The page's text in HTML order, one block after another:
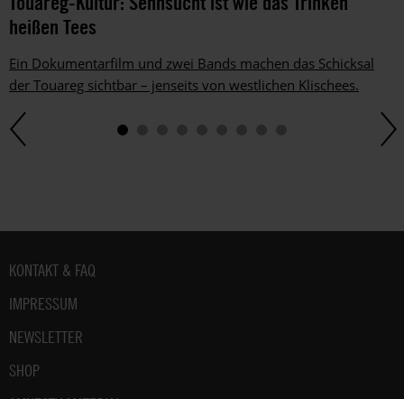
heißen Tees
Ein Dokumentarfilm und zwei Bands machen das Schicksal
der Touareg sichtbar – jenseits von westlichen Klischees.
Fußbereich
KONTAKT & FAQ
IMPRESSUM
NEWSLETTER
SHOP